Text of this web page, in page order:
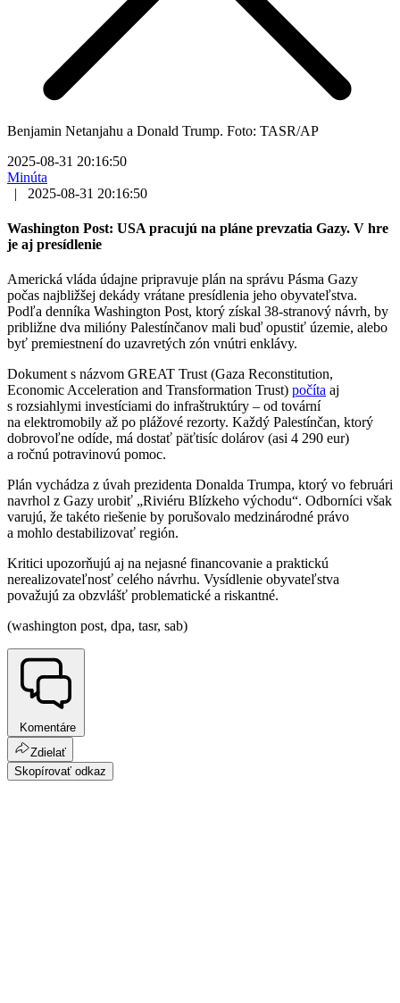
Benjamin Netanjahu a Donald Trump. Foto: TASR/AP
2025-08-31 20:16:50
Minúta
|
2025-08-31 20:16:50
Washington Post: USA pracujú na pláne prevzatia Gazy. V hre
je aj presídlenie
Americká vláda údajne pripravuje plán na správu Pásma Gazy
počas najbližšej dekády vrátane presídlenia jeho obyvateľstva.
Podľa denníka Washington Post, ktorý získal 38-stranový návrh, by
približne dva milióny Palestínčanov mali buď opustiť územie, alebo
byť premiestnení do uzavretých zón vnútri enklávy.
Dokument s názvom GREAT Trust (Gaza Reconstitution,
Economic Acceleration and Transformation Trust) počíta aj
s rozsiahlymi investíciami do infraštruktúry – od tovární
na elektromobily až po plážové rezorty. Každý Palestínčan, ktorý
dobrovoľne odíde, má dostať päťtisíc dolárov (asi 4 290 eur)
a ročnú potravinovú pomoc.
Plán vychádza z úvah prezidenta Donalda Trumpa, ktorý vo februári
navrhol z Gazy urobiť „Riviéru Blízkeho východu“. Odborníci však
varujú, že takéto riešenie by porušovalo medzinárodné právo
a mohlo destabilizovať región.
Kritici upozorňujú aj na nejasné financovanie a praktickú
nerealizovateľnosť celého návrhu. Vysídlenie obyvateľstva
považujú za obzvlášť problematické a riskantné.
(washington post, dpa, tasr, sab)
Komentáre
Zdielať
Skopírovať odkaz